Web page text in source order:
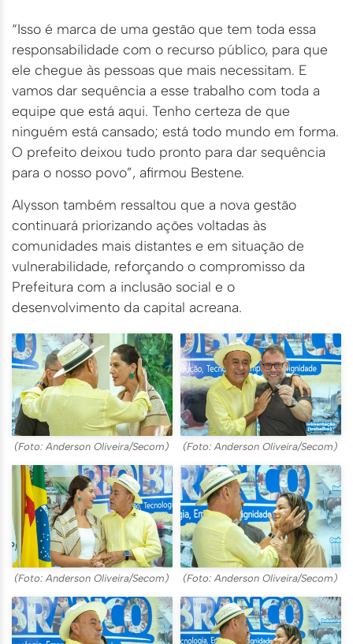
“Isso é marca de uma gestão que tem toda essa
responsabilidade com o recurso público, para que
ele chegue às pessoas que mais necessitam. E
vamos dar sequência a esse trabalho com toda a
equipe que está aqui. Tenho certeza de que
ninguém está cansado; está todo mundo em forma.
O prefeito deixou tudo pronto para dar sequência
para o nosso povo”, afirmou Bestene.
Alysson também ressaltou que a nova gestão
continuará priorizando ações voltadas às
comunidades mais distantes e em situação de
vulnerabilidade, reforçando o compromisso da
Prefeitura com a inclusão social e o
desenvolvimento da capital acreana.
(Foto: Anderson Oliveira/Secom) (Foto: Anderson Oliveira/Secom)
(Foto: Anderson Oliveira/Secom) (Foto: Anderson Oliveira/Secom)